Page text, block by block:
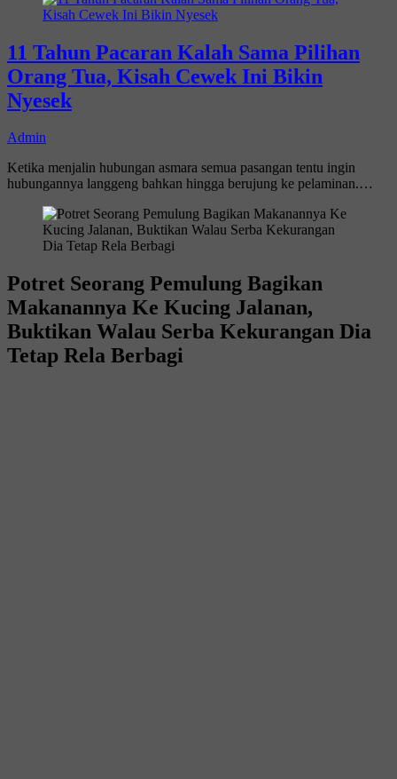
11 Tahun Pacaran Kalah Sama Pilihan
Orang Tua, Kisah Cewek Ini Bikin
Nyesek
Admin
Ketika menjalin hubungan asmara semua pasangan tentu ingin
hubungannya langgeng bahkan hingga berujung ke pelaminan.…
Potret Seorang Pemulung Bagikan
Makanannya Ke Kucing Jalanan,
Buktikan Walau Serba Kekurangan Dia
Tetap Rela Berbagi